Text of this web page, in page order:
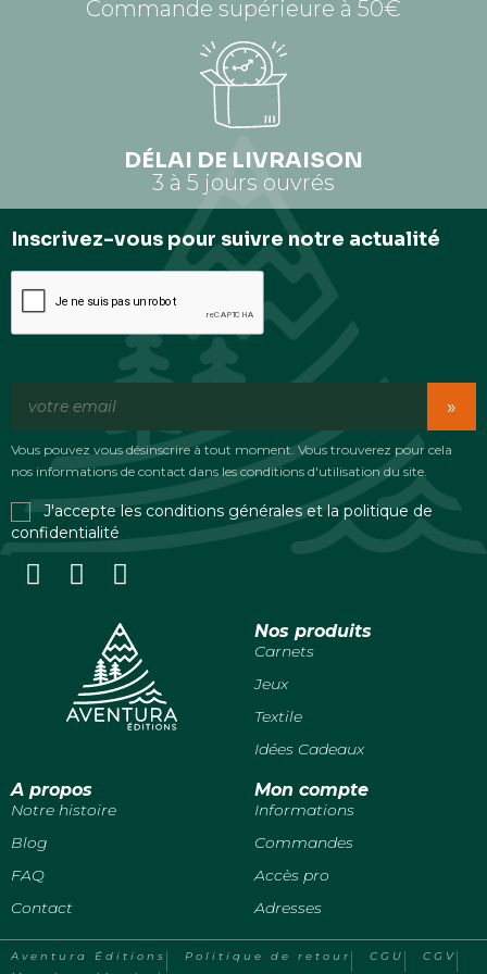
Commande supérieure à 50€
DÉLAI DE LIVRAISON
3 à 5 jours ouvrés
Inscrivez-vous pour suivre notre actualité
»
Vous pouvez vous désinscrire à tout moment. Vous trouverez pour cela
nos informations de contact dans les conditions d'utilisation du site.
J'accepte les conditions générales et la politique de
confidentialité
Nos produits
Carnets
Jeux
Textile
Idées Cadeaux
A propos
Notre histoire
Blog
FAQ
Contact
Mon compte
Informations
Commandes
Accès pro
Adresses
Aventura Éditions Politique de retour CGU
CGV